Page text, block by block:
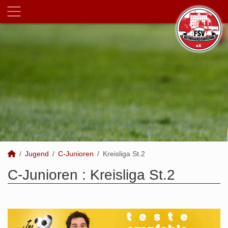
Jugend C-Junioren Kreisliga St.2
C-Junioren : Kreisliga St.2